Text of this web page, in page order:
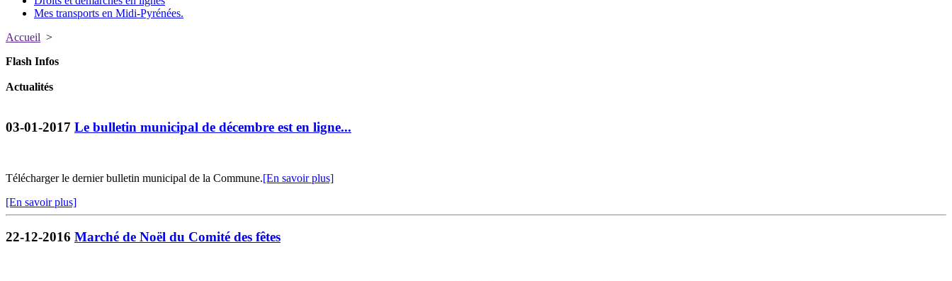
Mes transports en Midi-Pyrénées.
Accueil >
Flash Infos
Actualités
03-01-2017 Le bulletin municipal de décembre est en ligne...
Télécharger le dernier bulletin municipal de la Commune.[En savoir plus]
[En savoir plus]
22-12-2016 Marché de Noël du Comité des fêtes